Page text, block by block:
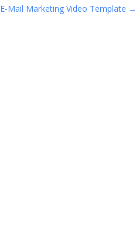
E-Mail Marketing Video Template →